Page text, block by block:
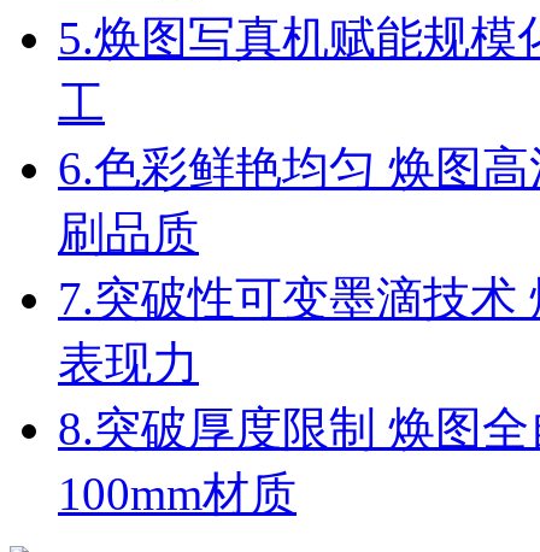
5.焕图写真机赋能规模
工
6.色彩鲜艳均匀 焕图
刷品质
7.突破性可变墨滴技术
表现力
8.突破厚度限制 焕图
100mm材质